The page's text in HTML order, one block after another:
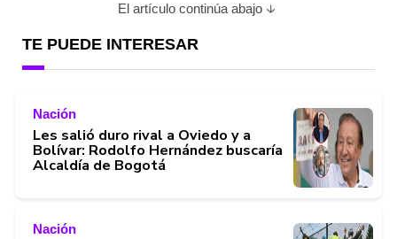
El artículo continúa abajo
TE PUEDE INTERESAR
Nación
Les salió duro rival a Oviedo y a
Bolívar: Rodolfo Hernández buscaría
Alcaldía de Bogotá
Nación